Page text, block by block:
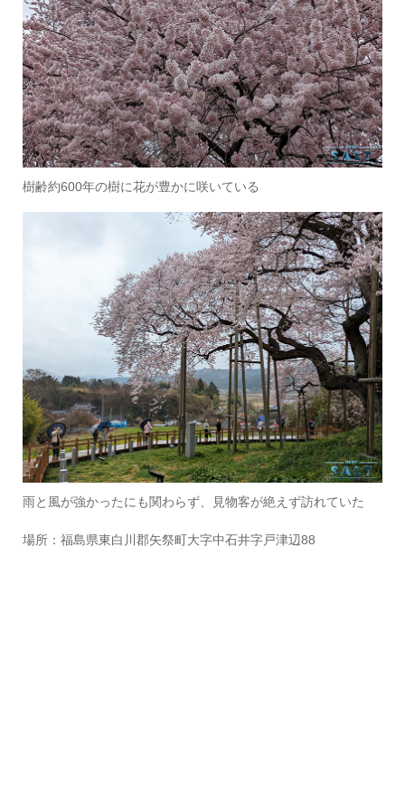
樹齢約600年の樹に花が豊かに咲いている
雨と風が強かったにも関わらず、見物客が絶えず訪れていた
場所：福島県東白川郡矢祭町大字中石井字戸津辺88